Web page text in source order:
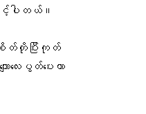
င့်ပါတယ်။
တ်တိုပြီးကုတ်
ေးပွတ်ပေးတာ